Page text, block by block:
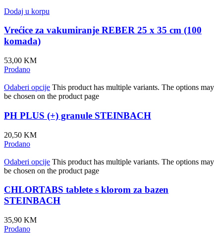
Dodaj u korpu
Vrećice za vakumiranje REBER 25 x 35 cm (100
komada)
53,00 KM
Prodano
Odaberi opcije This product has multiple variants. The options may
be chosen on the product page
PH PLUS (+) granule STEINBACH
20,50 KM
Prodano
Odaberi opcije This product has multiple variants. The options may
be chosen on the product page
CHLORTABS tablete s klorom za bazen
STEINBACH
35,90 KM
Prodano